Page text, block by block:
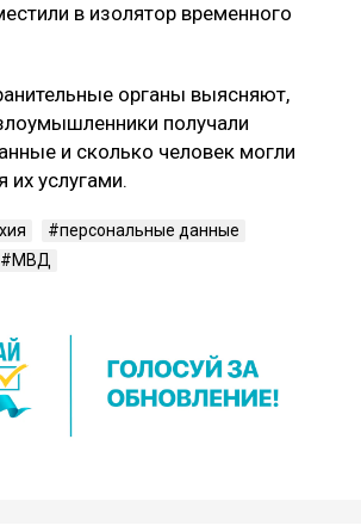
в изолятор временного
органы выясняют,
получали
и сколько человек могли
их услугами.
персональные данные
МВД